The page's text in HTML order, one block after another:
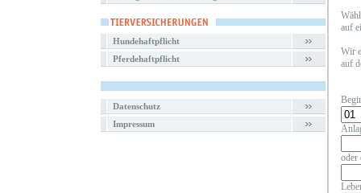
Hundehaftpflicht
Pferdehaftpflicht
Datenschutz
Impressum
auf
Wir
auf
oder